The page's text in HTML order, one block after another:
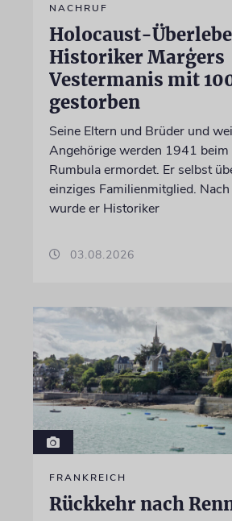
NACHRUF
Holocaust-
Historiker Marģers
Vestermanis mit
gestorben
Seine Eltern und Brüder und
Angehörige werden 1941 beim
Rumbula ermordet. Er selbst
einziges Familienmitglied.
wurde er Historiker
03.08.2026
FRANKREICH
Rückkehr nach